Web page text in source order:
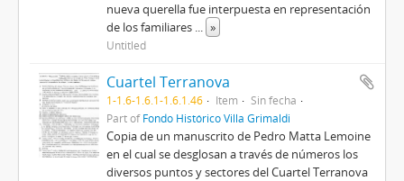
nueva querella fue interpuesta en representación
de los familiares ... »
Untitled
Cuartel Terranova
1-1.6-1.6.1-1.6.1.46 Item
Sin fecha
Part ofFondo Histórico Villa Grimaldi
Copia de un manuscrito de Pedro Matta Lemoine
en el cual se desglosan a través de números los
diversos puntos y sectores del Cuartel Terranova